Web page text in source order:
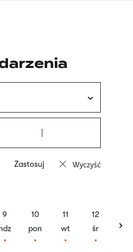
Wyczyść
9
10
pon
11
wt
12
śr